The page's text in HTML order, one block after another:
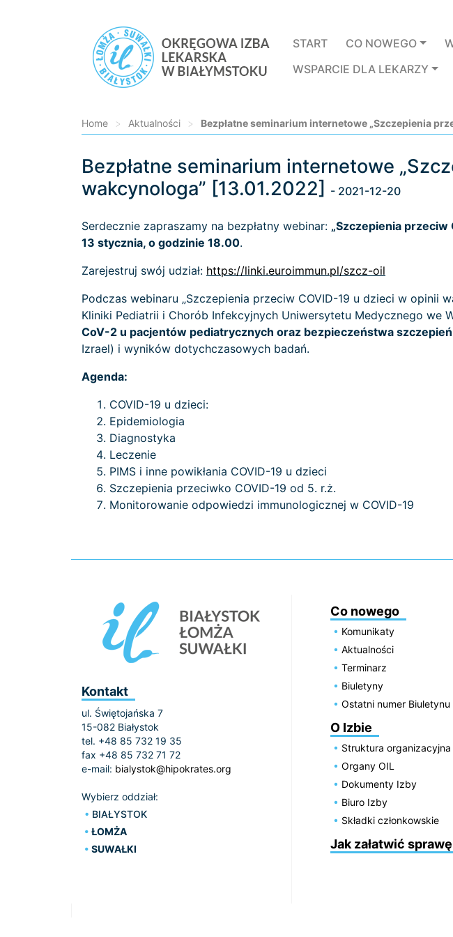
START
CO NOWEGO
WSPARCIE DLA LEKARZY
Home > Aktualności > Bezpłatne seminarium internetowe „Szczepienia
Bezpłatne seminarium internetowe
wakcynologa” [13.01.2022]
- 2021-12-20
Serdecznie zapraszamy na bezpłatny webinar: „Szczepienia
13 stycznia, o godzinie 18.00.
Zarejestruj swój udział: https://linki.euroimmun.pl/szcz-oil
Podczas webinaru „Szczepienia przeciw COVID-19 u dzieci w opinii
Kliniki Pediatrii i Chorób Infekcyjnych Uniwersytetu Medycznego we
CoV-2 u pacjentów pediatrycznych oraz bezpieczeństwa szczepień
Izrael) i wyników dotychczasowych badań.
Agenda:
COVID-19 u dzieci:
Epidemiologia
Diagnostyka
Leczenie
PIMS i inne powikłania COVID-19 u dzieci
Szczepienia przeciwko COVID-19 od 5. r.ż.
Monitorowanie odpowiedzi immunologicznej w COVID-19
Kontakt
ul. Świętojańska 7
15-082 Białystok
tel. +48 85 732 19 35
fax +48 85 732 71 72
e-mail: bialystok@hipokrates.org
Wybierz oddział:
BIAŁYSTOK
ŁOMŻA
SUWAŁKI
Co nowego
Komunikaty
Aktualności
Terminarz
Biuletyny
Ostatni numer Biuletynu
O Izbie
Struktura organizacyjna
Organy OIL
Dokumenty Izby
Biuro Izby
Składki członkowskie
Jak załatwić sprawę